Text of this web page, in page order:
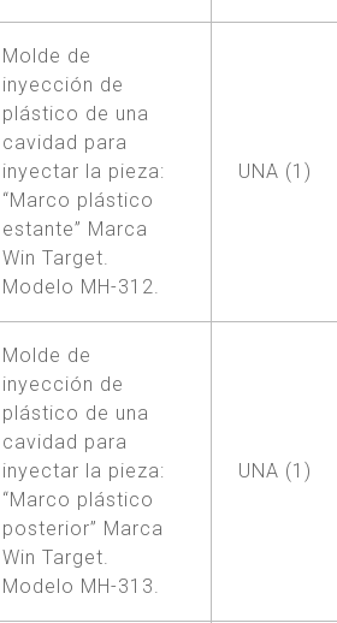
Molde de
inyección de
plástico de una
cavidad para
inyectar la pieza:
“Marco plástico
estante” Marca
Win Target.
Modelo MH-312.
UNA (1)
Molde de
inyección de
plástico de una
cavidad para
inyectar la pieza:
“Marco plástico
posterior” Marca
Win Target.
Modelo MH-313.
UNA (1)